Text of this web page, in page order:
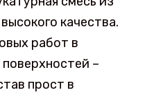
качества.
работ в
–
прост в